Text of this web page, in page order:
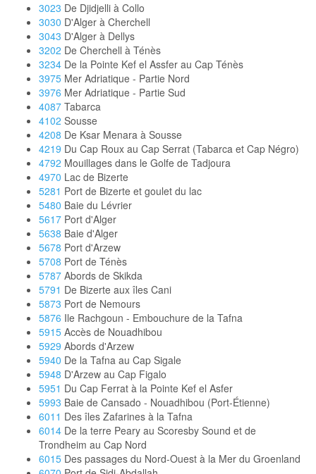
3023 De Djidjelli à Collo
3030 D'Alger à Cherchell
3043 D'Alger à Dellys
3202 De Cherchell à Ténès
3234 De la Pointe Kef el Assfer au Cap Ténès
3975 Mer Adriatique - Partie Nord
3976 Mer Adriatique - Partie Sud
4087 Tabarca
4102 Sousse
4208 De Ksar Menara à Sousse
4219 Du Cap Roux au Cap Serrat (Tabarca et Cap Négro)
4792 Mouillages dans le Golfe de Tadjoura
4970 Lac de Bizerte
5281 Port de Bizerte et goulet du lac
5480 Baie du Lévrier
5617 Port d'Alger
5638 Baie d'Alger
5678 Port d'Arzew
5708 Port de Ténès
5787 Abords de Skikda
5791 De Bizerte aux îles Cani
5873 Port de Nemours
5876 Ile Rachgoun - Embouchure de la Tafna
5915 Accès de Nouadhibou
5929 Abords d'Arzew
5940 De la Tafna au Cap Sigale
5948 D'Arzew au Cap Figalo
5951 Du Cap Ferrat à la Pointe Kef el Asfer
5993 Baie de Cansado - Nouadhibou (Port-Étienne)
6011 Des îles Zafarines à la Tafna
6014 De la terre Peary au Scoresby Sound et de
Trondheim au Cap Nord
6015 Des passages du Nord-Ouest à la Mer du Groenland